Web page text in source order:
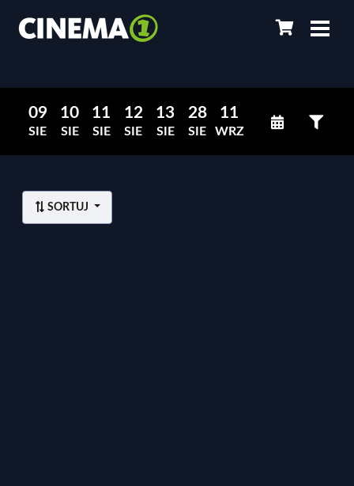
09
SIE
10
SIE
11
SIE
12
SIE
13
SIE
28
SIE
11
WRZ
SORTUJ